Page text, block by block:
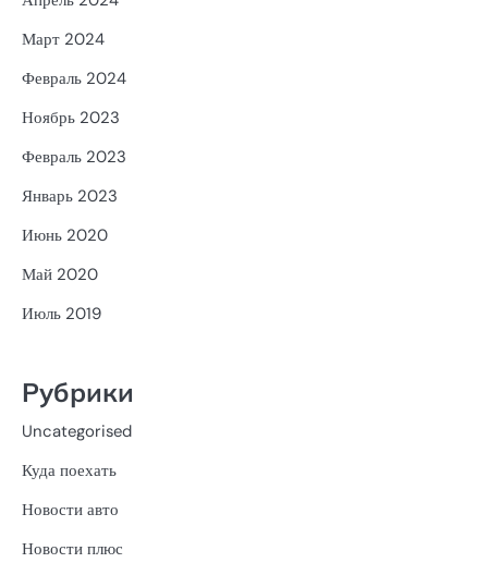
Март 2024
Февраль 2024
Ноябрь 2023
Февраль 2023
Январь 2023
Июнь 2020
Май 2020
Июль 2019
Рубрики
Uncategorised
Куда поехать
Новости авто
Новости плюс